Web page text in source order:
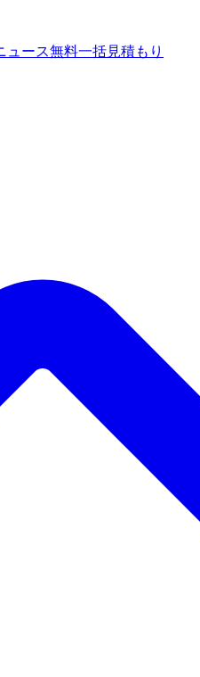
ュース無料一括見積もり